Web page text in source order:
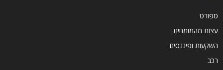
ספורט
עצות מהמומחים
השקעות ופיננסים
רכב